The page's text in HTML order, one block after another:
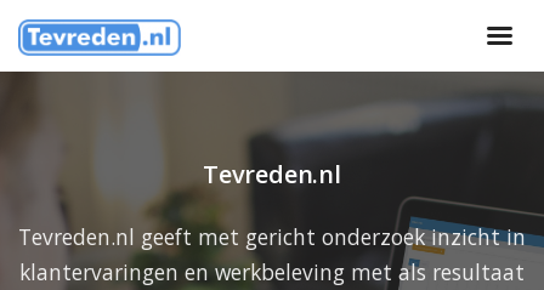
Tevreden.nl
Tevreden.nl geeft met gericht onderzoek inzicht in
klantervaringen en werkbeleving met als resultaat